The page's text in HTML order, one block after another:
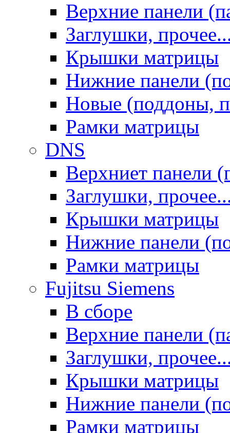
Верхние панели
Заглушки,
Крышки матрицы
Нижние панели
Новые (поддоны,
Рамки матрицы
DNS
Верхниет панели
Заглушки,
Крышки матрицы
Нижние панели
Рамки матрицы
Fujitsu Siemens
В сборе
Верхние панели
Заглушки,
Крышки матрицы
Нижние панели
Рамки матрицы